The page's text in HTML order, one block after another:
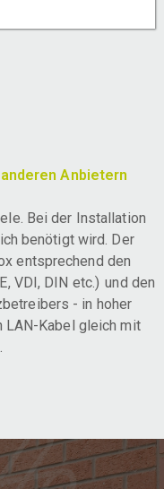
Anbietern
Bei der Installation
benötigt wird. Der
entsprechend den
VDI, DIN etc.) und den
- in hoher
LAN-Kabel gleich mit